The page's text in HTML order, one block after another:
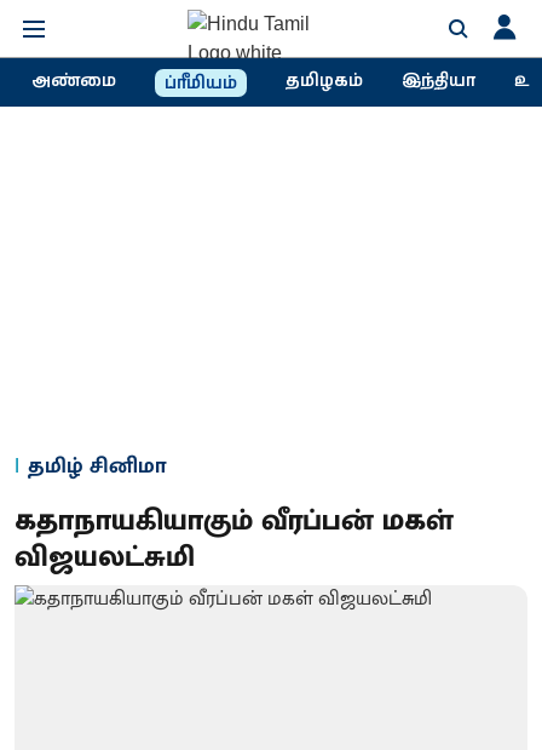
அண்மை ப்ரீமியம் தமிழகம் இந்தியா
தமிழ் சினிமா
கதாநாயகியாகும் வீரப்பன் மகள்
விஜயலட்சுமி